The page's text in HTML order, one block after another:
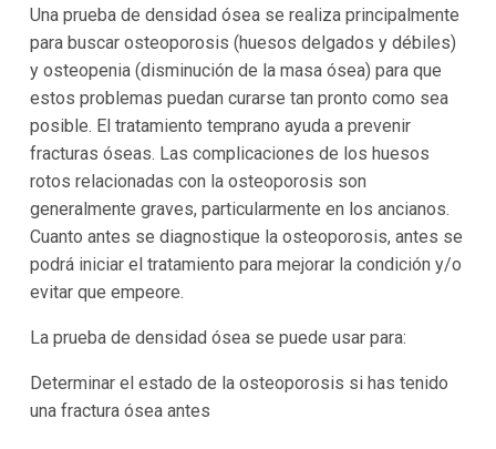
Una prueba de densidad ósea se realiza principalmente
para buscar osteoporosis (huesos delgados y débiles)
y osteopenia (disminución de la masa ósea) para que
estos problemas puedan curarse tan pronto como sea
posible. El tratamiento temprano ayuda a prevenir
fracturas óseas. Las complicaciones de los huesos
rotos relacionadas con la osteoporosis son
generalmente graves, particularmente en los ancianos.
Cuanto antes se diagnostique la osteoporosis, antes se
podrá iniciar el tratamiento para mejorar la condición y/o
evitar que empeore.
La prueba de densidad ósea se puede usar para:
Determinar el estado de la osteoporosis si has tenido
una fractura ósea antes